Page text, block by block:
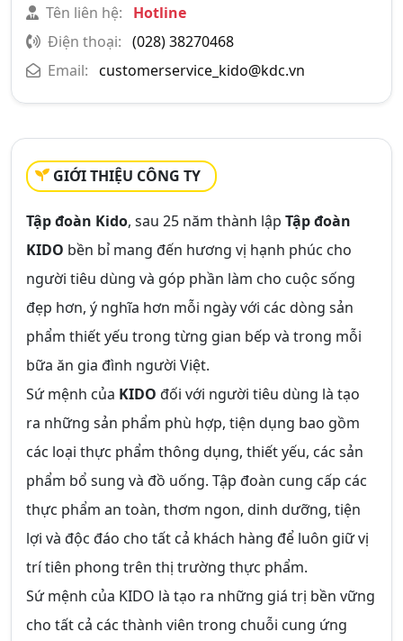
Tên liên hệ:
Hotline
Điện thoại: (028) 38270468
Email: customerservice_kido@kdc.vn
GIỚI THIỆU CÔNG TY
Tập đoàn Kido, sau 25 năm thành lập Tập đoàn
KIDO bền bỉ mang đến hương vị hạnh phúc cho
người tiêu dùng và góp phần làm cho cuộc sống
đẹp hơn, ý nghĩa hơn mỗi ngày với các dòng sản
phẩm thiết yếu trong từng gian bếp và trong mỗi
bữa ăn gia đình người Việt.
Sứ mệnh của KIDO đối với người tiêu dùng là tạo
ra những sản phẩm phù hợp, tiện dụng bao gồm
các loại thực phẩm thông dụng, thiết yếu, các sản
phẩm bổ sung và đồ uống. Tập đoàn cung cấp các
thực phẩm an toàn, thơm ngon, dinh dưỡng, tiện
lợi và độc đáo cho tất cả khách hàng để luôn giữ vị
trí tiên phong trên thị trường thực phẩm.
Sứ mệnh của KIDO là tạo ra những giá trị bền vững
cho tất cả các thành viên trong chuỗi cung ứng